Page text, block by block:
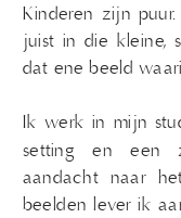
Kinderen zijn
juist in die kleine,
dat ene beeld
Ik werk in mijn
setting en een
aandacht naar
beelden lever ik